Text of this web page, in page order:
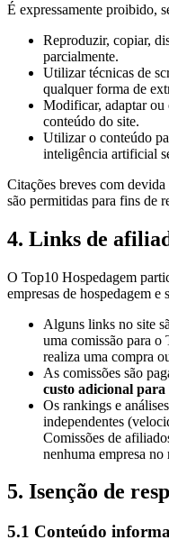
É expressamente proibido,
Reproduzir, copiar,
parcialmente.
Utilizar técnicas de
qualquer forma de
Modificar, adaptar ou
conteúdo do site.
Utilizar o conteúdo
inteligência artificial
Citações breves com
são permitidas para fins de
4. Links de
O Top10 Hospedagem
empresas de hospedagem
Alguns links no site
uma comissão para o
realiza uma compra
As comissões são
custo adicional para
Os rankings e
independentes
Comissões de
nenhuma empresa no
5. Isenção de
5.1 Conteúdo